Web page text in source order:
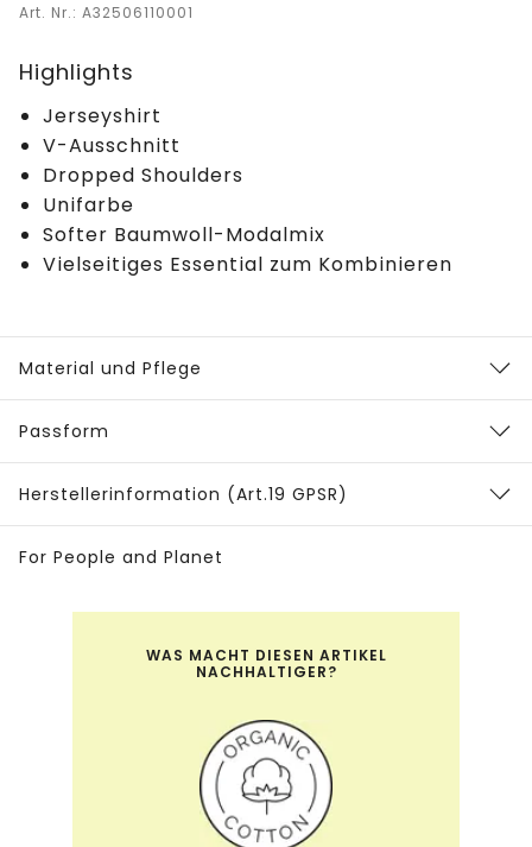
Art. Nr.: A32506110001
Highlights
Jerseyshirt
V-Ausschnitt
Dropped Shoulders
Unifarbe
Softer Baumwoll-Modalmix
Vielseitiges Essential zum Kombinieren
Material und Pflege
Passform
Herstellerinformation (Art.19 GPSR)
For People and Planet
WAS MACHT DIESEN ARTIKEL
NACHHALTIGER?